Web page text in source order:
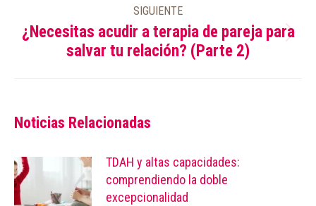
SIGUIENTE
Publicación
siguiente:
¿Necesitas acudir a terapia de pareja para
salvar tu relación? (Parte 2)
Noticias Relacionadas
TDAH y altas capacidades:
comprendiendo la doble
excepcionalidad